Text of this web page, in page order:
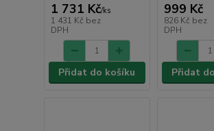
1 731 Kč/ks
1 431 Kč bez
DPH
Přidat do košíku
999 Kč
826 Kč bez
DPH
Přidat